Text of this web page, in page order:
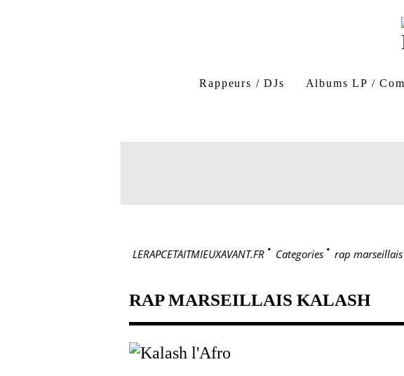
Rappeurs / DJs Albums LP /
LERAPCETAITMIEUXAVANT.FR > Categories > rap
RAP MARSEILLAIS KALASH